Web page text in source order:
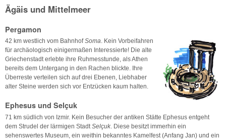
Ägäis und Mittelmeer
Pergamon
42 km westlich vom BahnhofSoma. Kein Vorbeifahren
für archäologisch einigermaßen Interessierte! Die alte
Griechenstadt erlebte ihre Ruhmesstunde, als Athen
bereits dem Untergang in den Rachen blickte. Ihre
Überreste verteilen sich auf drei Ebenen, Liebhaber
alter Steine werden sich vor Entzücken kaum halten.
Ephesus und Selçuk
71 km südlich von Izmir. Kein Besucher der antiken Stätte Ephesus entgeht
dem Strudel der lärmigen StadtSelçuk. Diese besitzt immerhin ein
sehenswertes Museum, ein weithin bekanntes Kamelfest (Anfang Jan) und ein